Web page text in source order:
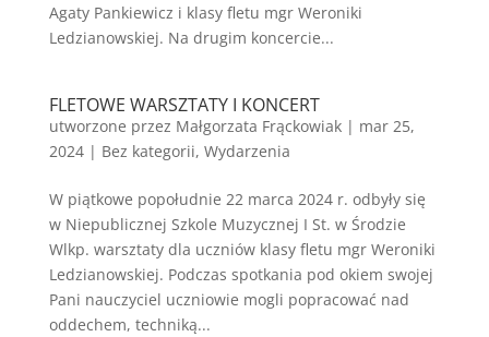
Agaty Pankiewicz i klasy fletu mgr Weroniki
Ledzianowskiej. Na drugim koncercie...
FLETOWE WARSZTATY I KONCERT
utworzone przez Małgorzata Frąckowiak| mar 25,
2024| Bez kategorii, Wydarzenia
W piątkowe popołudnie 22 marca 2024 r. odbyły się
w Niepublicznej Szkole Muzycznej I St. w Środzie
Wlkp. warsztaty dla uczniów klasy fletu mgr Weroniki
Ledzianowskiej. Podczas spotkania pod okiem swojej
Pani nauczyciel uczniowie mogli popracować nad
oddechem, techniką...